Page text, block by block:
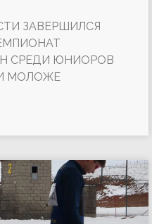
ЗАВЕРШИЛСЯ
СРЕДИ ЮНИОРОВ
МОЛОЖЕ